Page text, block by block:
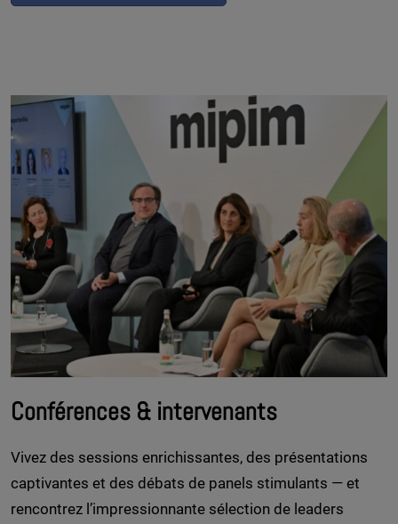
Conférences & intervenants
Vivez des sessions enrichissantes, des présentations
captivantes et des débats de panels stimulants — et
rencontrez l’impressionnante sélection de leaders